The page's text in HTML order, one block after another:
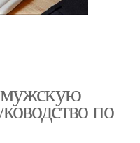
мужскую
по